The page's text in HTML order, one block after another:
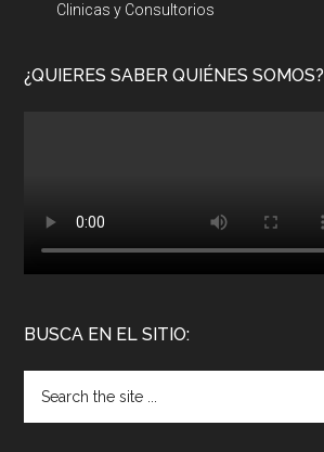
Clinicas y Consultorios
¿QUIERES SABER QUIÉNES SOMOS?
BUSCA EN EL SITIO: